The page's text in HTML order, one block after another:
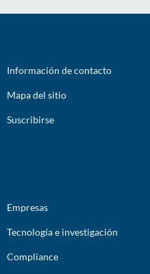
Información de contacto
Mapa del sitio
Suscribirse
Empresas
Tecnología e investigación
Compliance